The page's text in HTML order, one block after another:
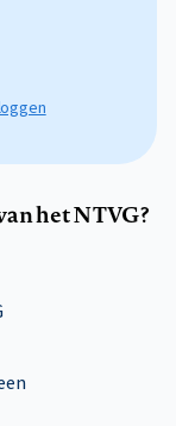
het NTVG?